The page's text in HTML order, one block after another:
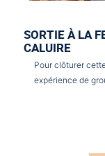
SORTIE À LA
CALUIRE
Pour clôturer
expérience de